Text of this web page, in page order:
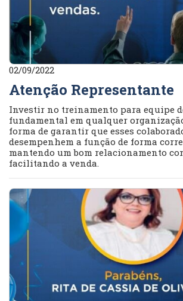
02/09/2022
Atenção Representante
Investir no treinamento para equipe
fundamental em qualquer
forma de garantir que esses
desempenhem a função de forma
mantendo um bom relacionamento
facilitando a venda.